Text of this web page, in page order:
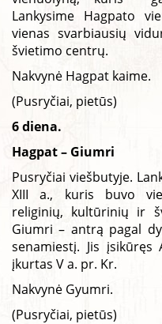
Lankysime Hagpato
vienas svarbiausių
švietimo centrų.
Nakvynė Hagpat kaime.
(Pusryčiai, pietūs)
6 diena.
Hagpat – Giumri
Pusryčiai viešbutyje.
XIII a., kuris buvo
religinių, kultūrinių ir
Giumri – antrą pagal
senamiestį. Jis įsikūręs
įkurtas V a. pr. Kr.
Nakvynė Gyumri.
(Pusryčiai, pietūs)